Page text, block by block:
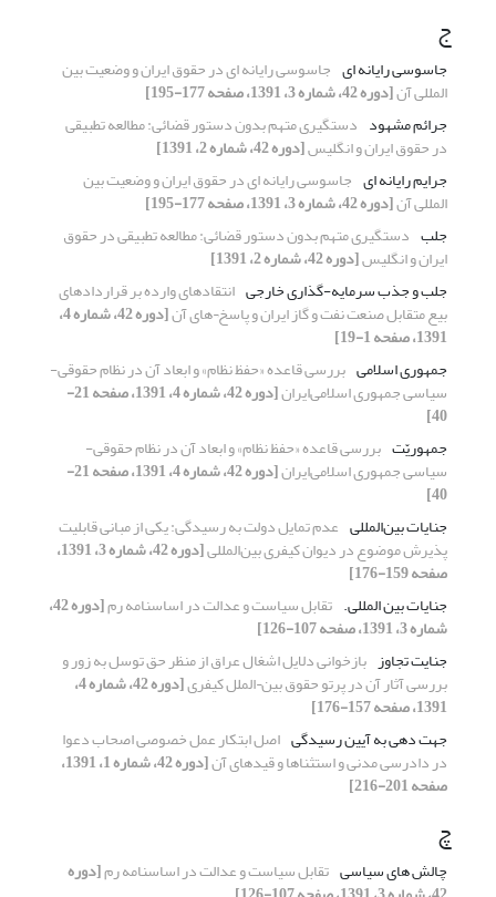
ج
جاسوسی رایانه ای جاسوسی رایانه ای در حقوق ایران و وضعیت بین
المللی آن[دوره 42، شماره 3، 1391، صفحه 177-195]
جرائم مشهود دستگیری متهم بدون دستور قضائی: مطالعه تطبیقی
در حقوق ایران و انگلیس[دوره 42، شماره 2، 1391]
جرایم رایانه ای جاسوسی رایانه ای در حقوق ایران و وضعیت بین
المللی آن[دوره 42، شماره 3، 1391، صفحه 177-195]
جلب دستگیری متهم بدون دستور قضائی: مطالعه تطبیقی در حقوق
ایران و انگلیس[دوره 42، شماره 2، 1391]
جلب و جذب سرمایه-گذاری خارجی انتقادهای وارده بر قراردادهای
بیع متقابل صنعت نفت و گاز ایران و پاسخ¬های آن [دوره 42، شماره 4،
1391، صفحه 1-19]
جمهوری اسلامی بررسی قاعده «حفظ نظام» و ابعاد آن در نظام حقوقی-
سیاسی جمهوری اسلامی‌ایران [دوره 42، شماره 4، 1391، صفحه 21-
40]
جمهوریّت بررسی قاعده «حفظ نظام» و ابعاد آن در نظام حقوقی-
سیاسی جمهوری اسلامی‌ایران [دوره 42، شماره 4، 1391، صفحه 21-
40]
جنایات بین‌المللی عدم تمایل دولت به رسیدگی: یکی از مبانی قابلیت
پذیرش موضوع در دیوان کیفری بین‌المللی [دوره 42، شماره 3، 1391،
صفحه 159-176]
جنایات بین المللی. تقابل سیاست و عدالت در اساسنامه رم [دوره 42،
شماره 3، 1391، صفحه 107-126]
جنایت تجاوز بازخوانی دلایل اشغال عراق از منظر حق توسل به زور و
بررسی آثار آن در پرتو حقوق بین¬الملل کیفری [دوره 42، شماره 4،
1391، صفحه 157-176]
جهت دهی به آیین رسیدگی اصل ابتکار عمل خصوصی اصحاب دعوا
در دادرسی مدنی و استثناها و قیدهای آن [دوره 42، شماره 1، 1391،
صفحه 201-216]
چ
چالش های سیاسی تقابل سیاست و عدالت در اساسنامه رم[دوره